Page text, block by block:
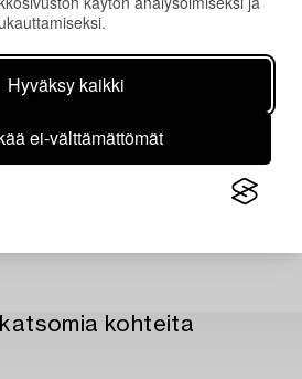
Hyväksy kaikki
ei-välttämättömät
piiriin
katsomia kohteita